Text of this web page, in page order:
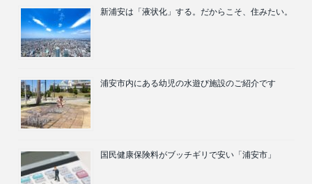
新浦安は「液状化」する。だからこそ、住みたい。
浦安市内にある幼児の水遊び施設のご紹介です
国民健康保険料がブッチギリで安い「浦安市」